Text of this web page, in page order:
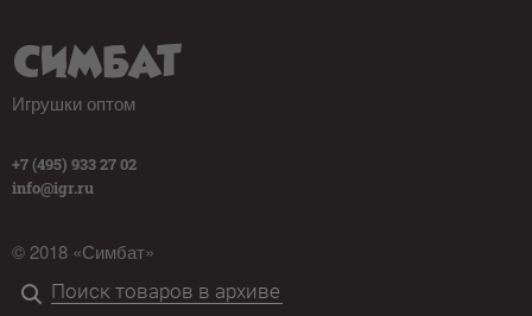
Игрушки оптом
+7 (495) 933 27 02
info@igr.ru
© 2018 «Симбат»